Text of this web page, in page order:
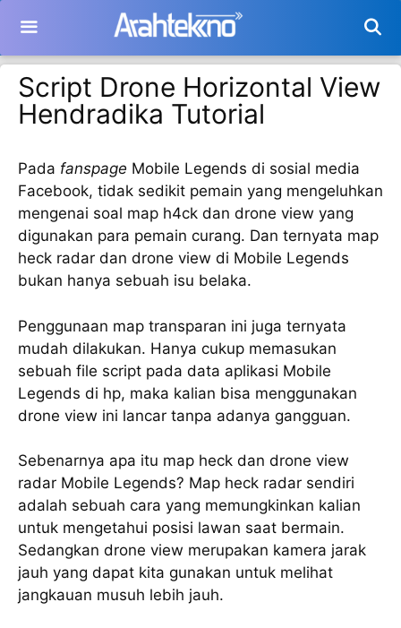
isi
Script Drone Horizontal View
Hendradika Tutorial
Pada fanspage Mobile Legends di sosial media
Facebook, tidak sedikit pemain yang mengeluhkan
mengenai soal map h4ck dan drone view yang
digunakan para pemain curang. Dan ternyata map
heck radar dan drone view di Mobile Legends
bukan hanya sebuah isu belaka.
Penggunaan map transparan ini juga ternyata
mudah dilakukan. Hanya cukup memasukan
sebuah file script pada data aplikasi Mobile
Legends di hp, maka kalian bisa menggunakan
drone view ini lancar tanpa adanya gangguan.
Sebenarnya apa itu map heck dan drone view
radar Mobile Legends? Map heck radar sendiri
adalah sebuah cara yang memungkinkan kalian
untuk mengetahui posisi lawan saat bermain.
Sedangkan drone view merupakan kamera jarak
jauh yang dapat kita gunakan untuk melihat
jangkauan musuh lebih jauh.